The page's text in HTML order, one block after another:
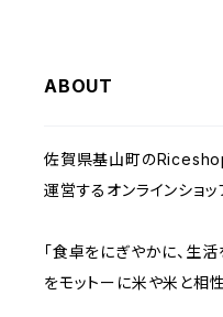
ご試食セット（１家族１回限定）
雑穀
果物・野菜（コメ生産者がつ
ABOUT
佐賀県基山町の
運営するオンラインショッ
「食卓をにぎやかに、生活
をモットーに米や米と相